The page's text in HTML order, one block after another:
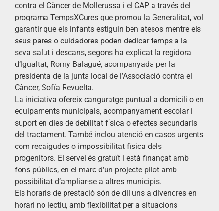
contra el Càncer de Mollerussa i el CAP a través del
programa TempsXCures que promou la Generalitat, vol
garantir que els infants estiguin ben atesos mentre els
seus pares o cuidadores poden dedicar temps a la
seva salut i descans, segons ha explicat la regidora
d’Igualtat, Romy Balagué, acompanyada per la
presidenta de la junta local de l’Associació contra el
Càncer, Sofía Revuelta.
La iniciativa ofereix canguratge puntual a domicili o en
equipaments municipals, acompanyament escolar i
suport en dies de debilitat física o efectes secundaris
del tractament. També inclou atenció en casos urgents
com recaigudes o impossibilitat física dels
progenitors. El servei és gratuït i està finançat amb
fons públics, en el marc d’un projecte pilot amb
possibilitat d’ampliar-se a altres municipis.
Els horaris de prestació són de dilluns a divendres en
horari no lectiu, amb flexibilitat per a situacions